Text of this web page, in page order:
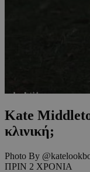
Kate
κλινική;
Photo By
ΠΡΙΝ 2 ΧΡΟΝΙΑ